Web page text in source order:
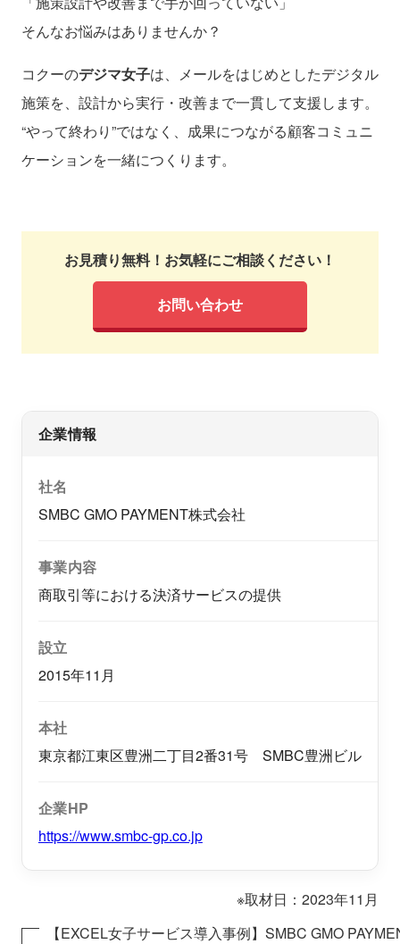
そんなお悩みはありませんか？
コクーのデジマ女子は、メールをはじめとしたデジタル
施策を、設計から実行・改善まで一貫して支援します。
“やって終わり”ではなく、成果につながる顧客コミュニ
ケーションを一緒につくります。
お見積り無料！お気軽にご相談ください！
お問い合わせ
企業情報
社名
SMBC GMO PAYMENT株式会社
事業内容
商取引等における決済サービスの提供
設立
2015年11月
本社
東京都江東区豊洲二丁目2番31号 SMBC豊洲ビル
企業HP
https://www.smbc-gp.co.jp
※取材日：2023年11月
【EXCEL女子サービス導入事例】SMBC GMO